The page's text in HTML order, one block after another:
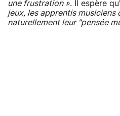
une frustration ». Il espère qu'
jeux, les apprentis musiciens
naturellement leur "pensée